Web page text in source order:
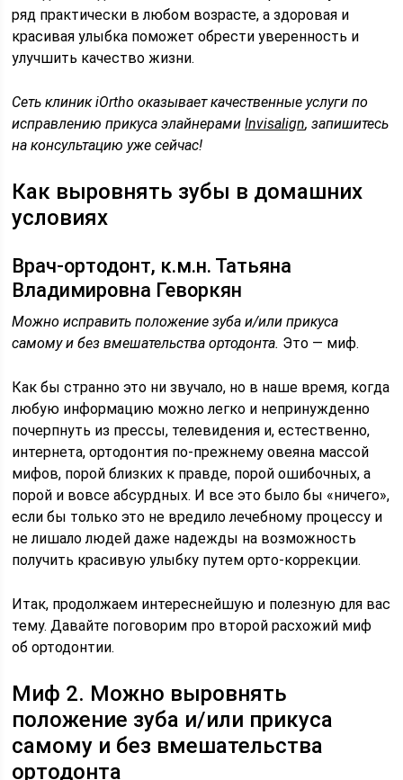
ряд практически в любом возрасте, а здоровая и
красивая улыбка поможет обрести уверенность и
улучшить качество жизни.
Сеть клиник iOrtho оказывает качественные услуги по
исправлению прикуса элайнерами Invisalign, запишитесь
на консультацию уже сейчас!
Как выровнять зубы в домашних
условиях
Врач-ортодонт, к.м.н. Татьяна
Владимировна Геворкян
Можно исправить положение зуба и/или прикуса
самому и без вмешательства ортодонта. Это — миф.
Как бы странно это ни звучало, но в наше время, когда
любую информацию можно легко и непринужденно
почерпнуть из прессы, телевидения и, естественно,
интернета, ортодонтия по-прежнему овеяна массой
мифов, порой близких к правде, порой ошибочных, а
порой и вовсе абсурдных. И все это было бы «ничего»,
если бы только это не вредило лечебному процессу и
не лишало людей даже надежды на возможность
получить красивую улыбку путем орто-коррекции.
Итак, продолжаем интереснейшую и полезную для вас
тему. Давайте поговорим про второй расхожий миф
об ортодонтии.
Миф 2. Можно выровнять
положение зуба и/или прикуса
самому и без вмешательства
ортодонта